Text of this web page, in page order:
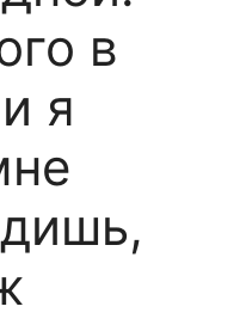
в
я